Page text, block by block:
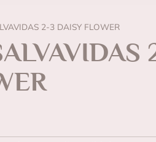
2-3 DAISY FLOWER